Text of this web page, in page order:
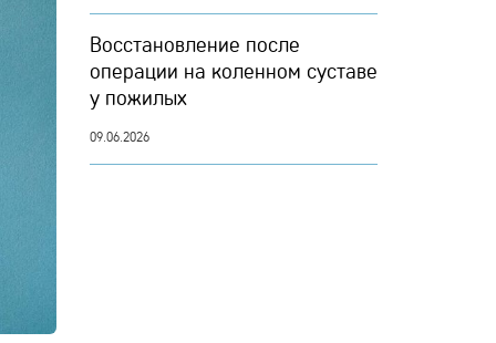
Восстановление после
операции на коленном суставе
у пожилых
09.06.2026